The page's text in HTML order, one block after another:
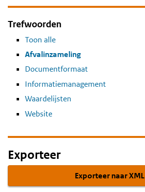
Trefwoorden
Toon alle
Afvalinzameling
Documentformaat
Informatiemanagement
Waardelijsten
Website
Exporteer
Exporteer naar XML